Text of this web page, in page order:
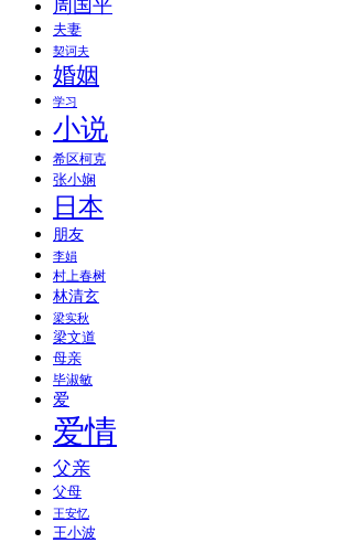
周国平
夫妻
契诃夫
婚姻
学习
小说
希区柯克
张小娴
日本
朋友
李娟
村上春树
林清玄
梁实秋
梁文道
母亲
毕淑敏
爱
爱情
父亲
父母
王安忆
王小波